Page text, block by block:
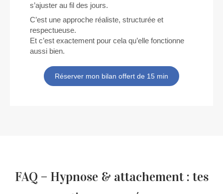
s’ajuster au fil des jours.
C’est une approche réaliste, structurée et
respectueuse.
Et c’est exactement pour cela qu’elle fonctionne
aussi bien.
Réserver mon bilan offert de 15 min
FAQ – Hypnose & attachement : tes